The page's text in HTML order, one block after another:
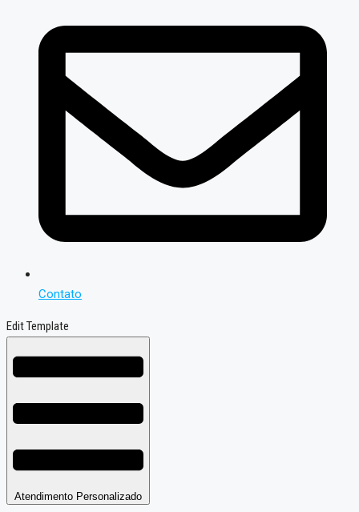
Contato
Edit Template
Atendimento Personalizado